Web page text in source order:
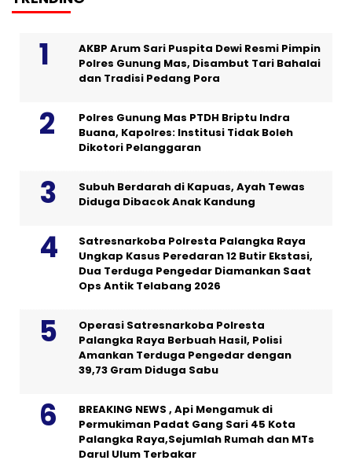
AKBP Arum Sari Puspita Dewi Resmi Pimpin
Polres Gunung Mas, Disambut Tari Bahalai
dan Tradisi Pedang Pora
Polres Gunung Mas PTDH Briptu Indra
Buana, Kapolres: Institusi Tidak Boleh
Dikotori Pelanggaran
Subuh Berdarah di Kapuas, Ayah Tewas
Diduga Dibacok Anak Kandung
Satresnarkoba Polresta Palangka Raya
Ungkap Kasus Peredaran 12 Butir Ekstasi,
Dua Terduga Pengedar Diamankan Saat
Ops Antik Telabang 2026
Operasi Satresnarkoba Polresta
Palangka Raya Berbuah Hasil, Polisi
Amankan Terduga Pengedar dengan
39,73 Gram Diduga Sabu
BREAKING NEWS , Api Mengamuk di
Permukiman Padat Gang Sari 45 Kota
Palangka Raya,Sejumlah Rumah dan MTs
Darul Ulum Terbakar